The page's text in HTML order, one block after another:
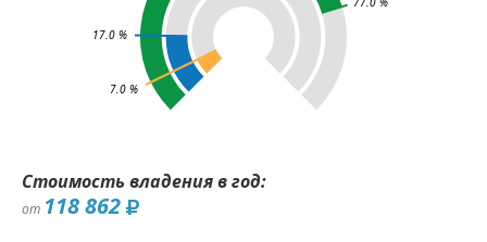
17.0 %
7.0 %
Стоимость владения в год:
от 118 862